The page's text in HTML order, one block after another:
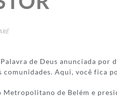
de Deus anunciada por
comunidades. Aqui, você fica
de Belém e